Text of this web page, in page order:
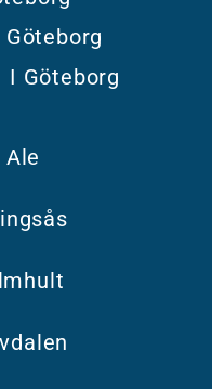
I Göteborg